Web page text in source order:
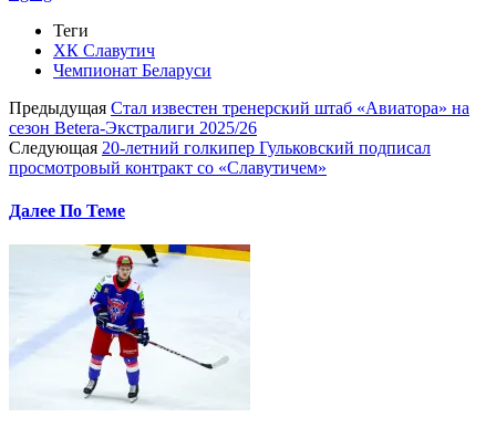
Теги
ХК Славутич
Чемпионат Беларуси
Предыдущая Стал известен тренерский штаб «Авиатора» на
сезон Betera-Экстралиги 2025/26
Следующая 20-летний голкипер Гульковский подписал
просмотровый контракт со «Славутичем»
Далее По Теме